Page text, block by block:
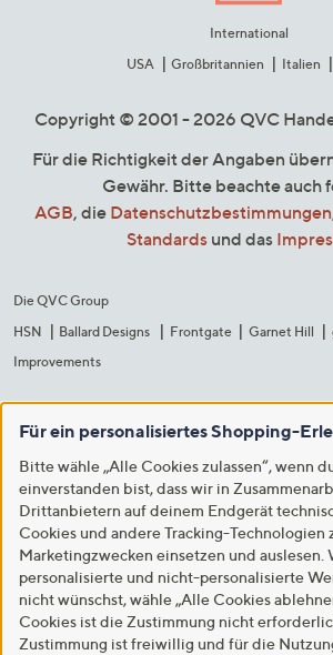
International
USA
Großbritannien Italien
Copyright © 2001 - 2026 QVC
Für die Richtigkeit der Angaben
Gewähr. Bitte beachte auch
AGB, die Datenschutzbestimmungen
Standards und das
Die QVC Group
HSN
Ballard Designs Frontgate Garnet Hill
Improvements
Für ein personalisiertes Shopping-
Bitte wähle „Alle Cookies zulassen“, wenn
einverstanden bist, dass wir in
Drittanbietern auf deinem Endgerät
Cookies und andere Tracking-Technologien
Marketingzwecken einsetzen und auslesen.
personalisierte und nicht-personalisierte
nicht wünschst, wähle „Alle Cookies
Cookies ist die Zustimmung nicht
Zustimmung ist freiwillig und für die